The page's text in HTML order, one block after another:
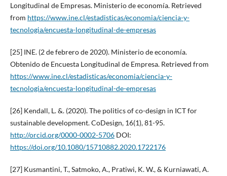
Longitudinal de Empresas. Ministerio de economía. Retrieved
from https://www.ine.cl/estadisticas/economia/ciencia-y-
tecnologia/encuesta-longitudinal-de-empresas
[25] INE. (2 de febrero de 2020). Ministerio de economía.
Obtenido de Encuesta Longitudinal de Empresa. Retrieved from
https://www.ine.cl/estadisticas/economia/ciencia-y-
tecnologia/encuesta-longitudinal-de-empresas
[26] Kendall, L. &. (2020). The politics of co-design in ICT for
sustainable development. CoDesign, 16(1), 81-95.
http://orcid.org/0000-0002-5706DOI:
https://doi.org/10.1080/15710882.2020.1722176
[27] Kusmantini, T., Satmoko, A., Pratiwi, K. W., & Kurniawati, A.